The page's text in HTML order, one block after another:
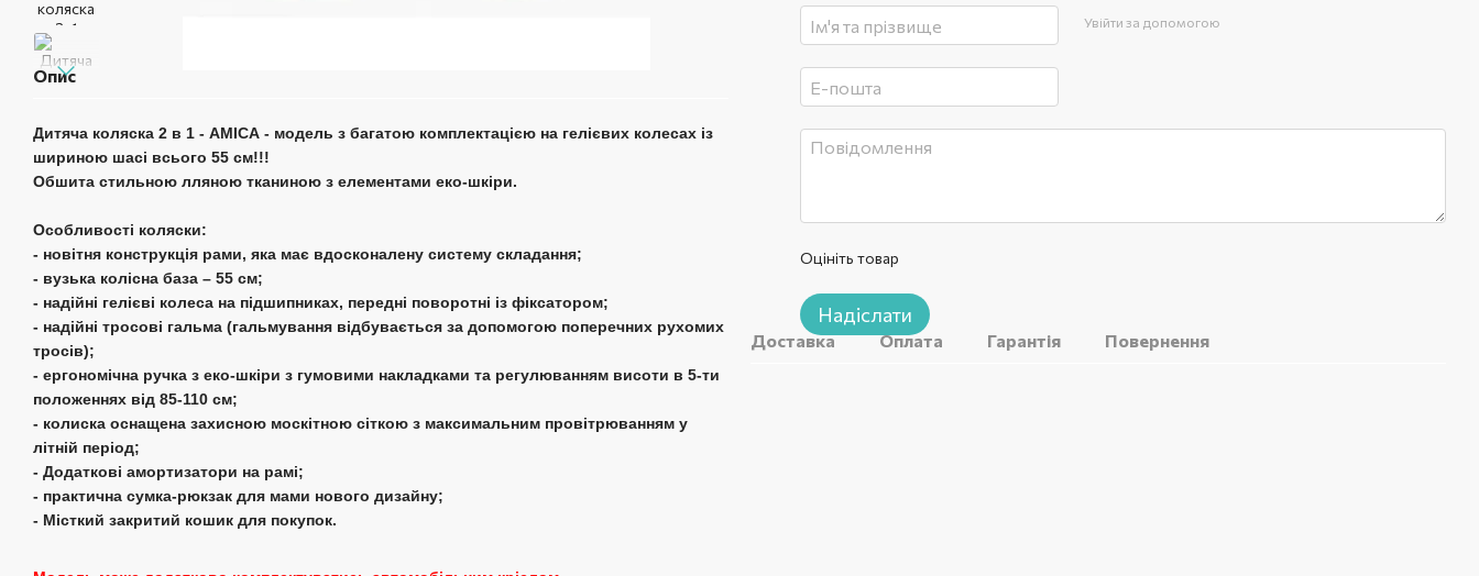
Опис
Дитяча коляска 2 в 1 - AMICA - модель з багатою комплектацією на гелієвих колесах із
шириною шасі всього 55 см!!!
Обшита стильною лляною тканиною з елементами еко-шкіри.
Особливості коляски:
- новітня конструкція рами, яка має вдосконалену систему складання;
- вузька колісна база – 55 см;
- надійні гелієві колеса на підшипниках, передні поворотні із фіксатором;
- надійні тросові гальма (гальмування відбувається за допомогою поперечних рухомих
тросів);
- ергономічна ручка з еко-шкіри з гумовими накладками та регулюванням висоти в 5-ти
положеннях від 85-110 см;
- колиска оснащена захисною москітною сіткою з максимальним провітрюванням у
літній період;
- Додаткові амортизатори на рамі;
- практична сумка-рюкзак для мами нового дизайну;
- Місткий закритий кошик для покупок.
Увійти за допомогою
Оцініть товар
Надіслати
Доставка Оплата Гарантія Повернення